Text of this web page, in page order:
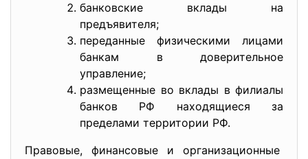
банковские вклады на
предъявителя;
переданные физическими лицами
банкам в доверительное
управление;
размещенные во вклады в филиалы
банков РФ находящиеся за
пределами территории РФ.
Правовые, финансовые и организационные